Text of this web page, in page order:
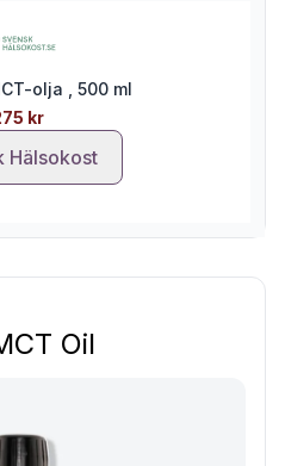
olja , 500 ml
kr
Hälsokost
Oil